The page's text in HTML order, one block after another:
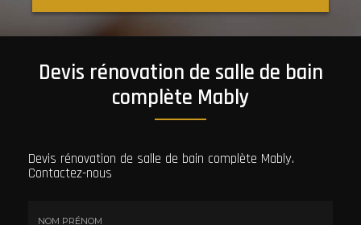
Devis rénovation de salle de bain
complète Mably
Devis rénovation de salle de bain complète Mably.
Contactez-nous